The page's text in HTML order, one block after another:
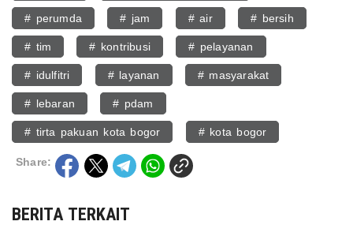
# perumda # jam # air # bersih
# tim # kontribusi # pelayanan
# idulfitri # layanan # masyarakat
# lebaran # pdam
# tirta pakuan kota bogor # kota bogor
Share:
BERITA TERKAIT